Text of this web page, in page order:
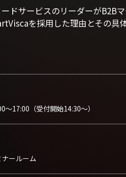
ドサービスのリーダーがB2B
を採用した理由とその具
17:00（受付開始14:30～）
ールーム